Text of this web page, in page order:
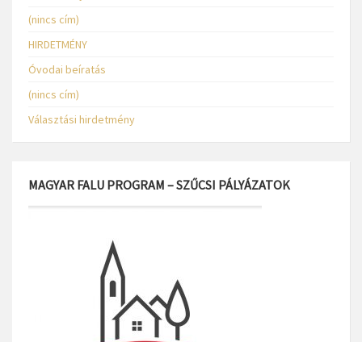
(nincs cím)
HIRDETMÉNY
Óvodai beíratás
(nincs cím)
Választási hirdetmény
MAGYAR FALU PROGRAM – SZŰCSI PÁLYÁZATOK